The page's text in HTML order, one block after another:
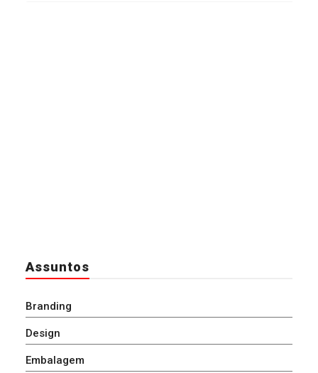
Assuntos
Branding
Design
Embalagem